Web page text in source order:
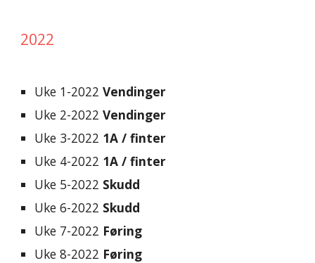
2022
Uke 1-2022 Vendinger
Uke 2-2022 Vendinger
Uke 3-2022 1A / finter
Uke 4-2022 1A / finter
Uke 5-2022 Skudd
Uke 6-2022 Skudd
Uke 7-2022 Føring
Uke 8-2022 Føring